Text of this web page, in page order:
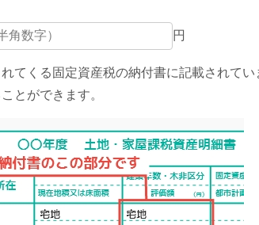
円
てくる固定資産税の納付書に記載されてい
とができます。